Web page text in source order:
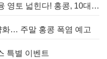
[홍콩경제] 중국과 손잡고 금융 영토 넓힌다! 홍콩, 10대 신규 정책 발표
화… 주말 홍콩 폭염 예고
특별 이벤트